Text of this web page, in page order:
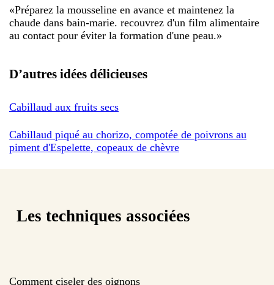
«Préparez la mousseline en avance et maintenez la
chaude dans bain-marie. recouvrez d'un film alimentaire
au contact pour éviter la formation d'une peau.»
D’autres idées délicieuses
Cabillaud aux fruits secs
Cabillaud piqué au chorizo, compotée de poivrons au
piment d'Espelette, copeaux de chèvre
Les techniques associées
Comment ciseler des oignons